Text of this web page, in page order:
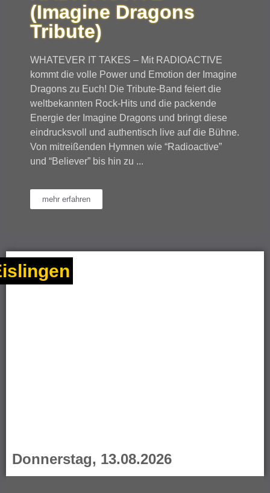
(Imagine Dragons
Tribute)
WHATEVER IT TAKES – Mit RADIOACTIVE
kommt die volle Power und Emotion der Imagine
Dragons zu Euch! Die Tribute-Band feiert die
weltbekannten Rock-Hits und die packende
Energie der Imagine Dragons und bringt diese
eindrucksvoll und authentisch live auf die Bühne.
Von mitreißenden Hymnen wie “Radioactive”
und “Believer” bis hin zu ...
mehr erfahren
Donnerstag, 13.08.2026